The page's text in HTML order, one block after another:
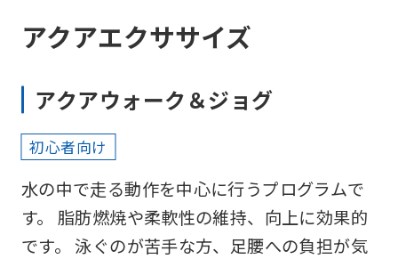
アクアエクササイズ
アクアウォーク＆ジョグ
初心者向け
水の中で走る動作を中心に行うプログラムで
す。 脂肪燃焼や柔軟性の維持、向上に効果的
です。 泳ぐのが苦手な方、足腰への負担が気
foreigners
Central